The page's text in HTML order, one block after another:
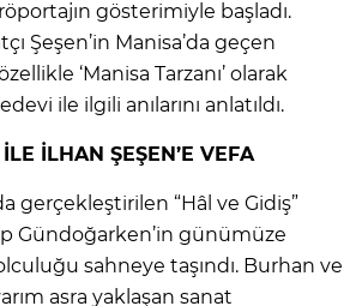
gösterimiyle başladı.
Şeşen’in Manisa’da geçen
‘Manisa Tarzanı’ olarak
ile ilgili anılarını anlatıldı.
İLHAN ŞEŞEN’E VEFA
gerçekleştirilen “Hâl ve Gidiş”
Gündoğarken’in günümüze
sahneye taşındı. Burhan ve
asra yaklaşan sanat